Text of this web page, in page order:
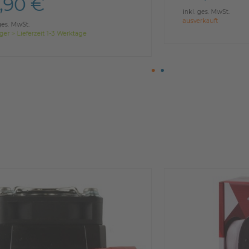
€
MwSt.
> Lieferzeit 1-3 Werktage
inkl. ges. MwSt.
ausverkauft